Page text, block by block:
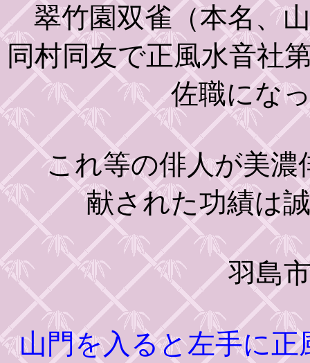
翠竹園双雀（本名、山
同村同友で正風水音社
佐職にな
これ等の俳人が美濃
献された功績は
羽島
山門を入ると左手に正